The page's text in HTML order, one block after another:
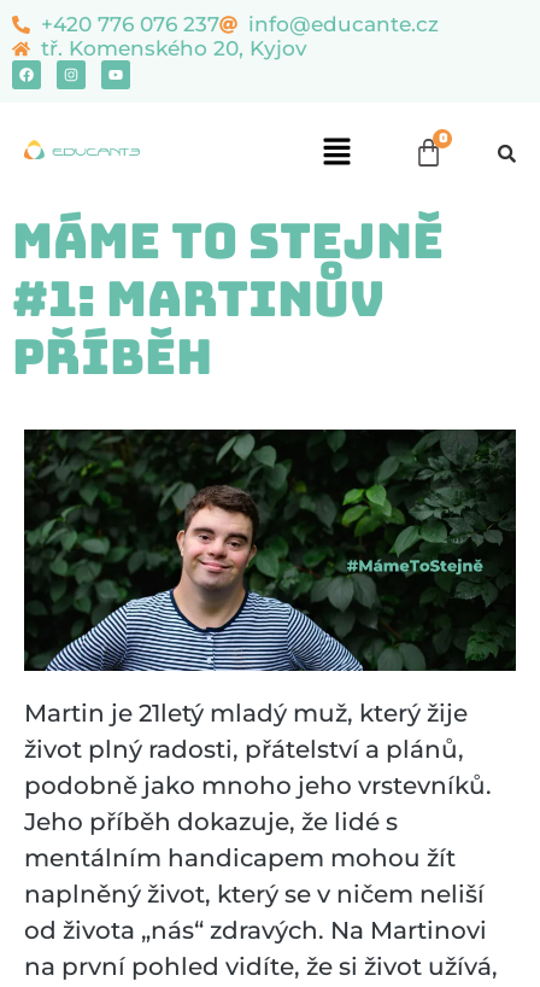
content
+420 776 076 237
info@educante.cz
tř. Komenského 20, Kyjov
Máme to stejně
#1: Martinův
příběh
Martin je 21letý mladý muž, který žije
život plný radosti, přátelství a plánů,
podobně jako mnoho jeho vrstevníků.
Jeho příběh dokazuje, že lidé s
mentálním handicapem mohou žít
naplněný život, který se v ničem neliší
od života „nás“ zdravých. Na Martinovi
na první pohled vidíte, že si život užívá,